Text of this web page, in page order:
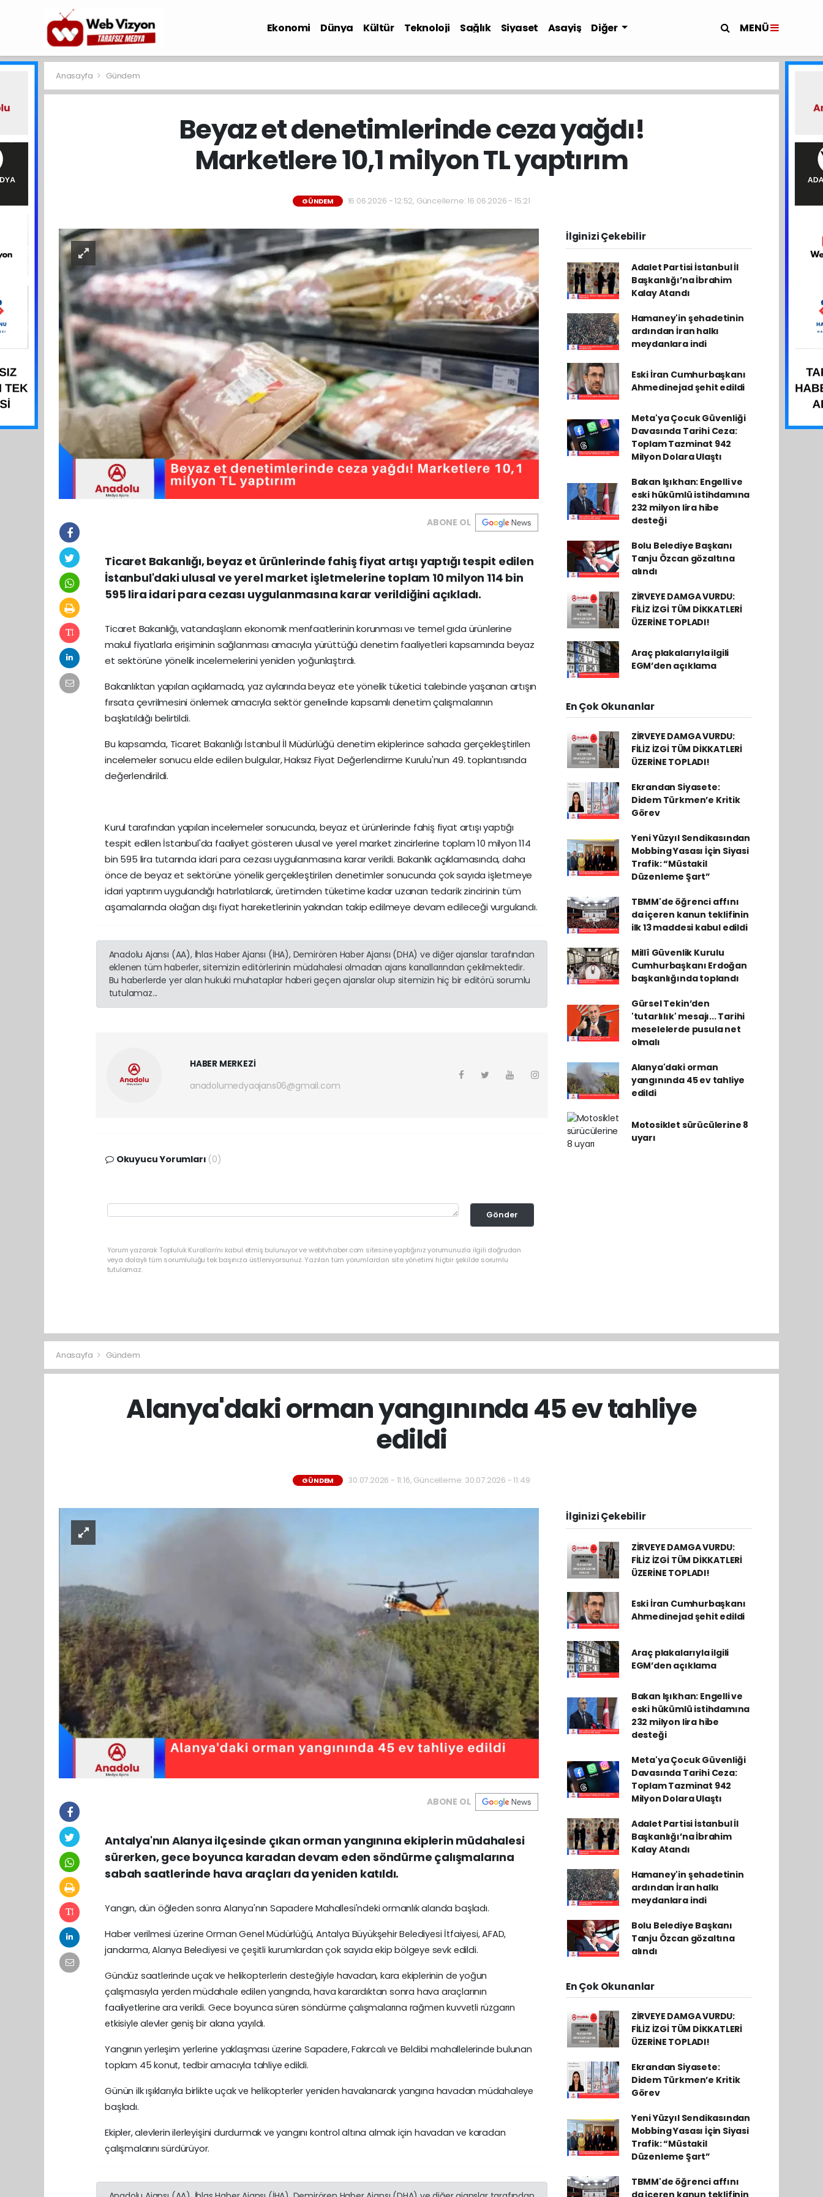
Ekonomi Dünya Kültür Teknoloji Sağlık Siyaset Asayiş Diğer MENÜ
Anasayfa Gündem
Beyaz et denetimlerinde ceza yağdı!
Marketlere 10,1 milyon TL yaptırım
GÜNDEM 16.06.2026 - 12:52, Güncelleme: 16.06.2026 - 15:21
ABONE OL
Ticaret Bakanlığı, beyaz et ürünlerinde fahiş fiyat artışı yaptığı tespit edilen
İstanbul'daki ulusal ve yerel market işletmelerine toplam 10 milyon 114 bin
595 lira idari para cezası uygulanmasına karar verildiğini açıkladı.
Ticaret Bakanlığı, vatandaşların ekonomik menfaatlerinin korunması ve temel gıda ürünlerine
makul fiyatlarla erişiminin sağlanması amacıyla yürüttüğü denetim faaliyetleri kapsamında beyaz
et sektörüne yönelik incelemelerini yeniden yoğunlaştırdı.
Bakanlıktan yapılan açıklamada, yaz aylarında beyaz ete yönelik tüketici talebinde yaşanan artışın
fırsata çevrilmesini önlemek amacıyla sektör genelinde kapsamlı denetim çalışmalarının
başlatıldığı belirtildi.
Bu kapsamda, Ticaret Bakanlığı İstanbul İl Müdürlüğü denetim ekiplerince sahada gerçekleştirilen
incelemeler sonucu elde edilen bulgular, Haksız Fiyat Değerlendirme Kurulu'nun 49. toplantısında
değerlendirildi.
Kurul tarafından yapılan incelemeler sonucunda, beyaz et ürünlerinde fahiş fiyat artışı yaptığı
tespit edilen İstanbul'da faaliyet gösteren ulusal ve yerel market zincirlerine toplam 10 milyon 114
bin 595 lira tutarında idari para cezası uygulanmasına karar verildi. Bakanlık açıklamasında, daha
önce de beyaz et sektörüne yönelik gerçekleştirilen denetimler sonucunda çok sayıda işletmeye
idari yaptırım uygulandığı hatırlatılarak, üretimden tüketime kadar uzanan tedarik zincirinin tüm
aşamalarında olağan dışı fiyat hareketlerinin yakından takip edilmeye devam edileceği vurgulandı.
Anadolu Ajansı (AA), İhlas Haber Ajansı (İHA), Demirören Haber Ajansı (DHA) ve diğer ajanslar tarafından
eklenen tüm haberler, sitemizin editörlerinin müdahalesi olmadan ajans kanallarından çekilmektedir.
Bu haberlerde yer alan hukuki muhataplar haberi geçen ajanslar olup sitemizin hiç bir editörü sorumlu
tutulamaz...
HABER MERKEZİ
anadolumedyaajans06@gmail.com
Okuyucu Yorumları (0)
Gönder
Yorum yazarak Topluluk Kuralları’nı kabul etmiş bulunuyor ve webtvhaber.com sitesine yaptığınız yorumunuzla ilgili doğrudan
veya dolaylı tüm sorumluluğu tek başınıza üstleniyorsunuz. Yazılan tüm yorumlardan site yönetimi hiçbir şekilde sorumlu
tutulamaz.
İlginizi Çekebilir
Adalet Partisi İstanbul İl
Başkanlığı’na İbrahim
Kalay Atandı
Hamaney'in şehadetinin
ardından İran halkı
meydanlara indi
Eski İran Cumhurbaşkanı
Ahmedinejad şehit edildi
Meta'ya Çocuk Güvenliği
Davasında Tarihi Ceza:
Toplam Tazminat 942
Milyon Dolara Ulaştı
Bakan Işıkhan: Engelli ve
eski hükümlü istihdamına
232 milyon lira hibe
desteği
Bolu Belediye Başkanı
Tanju Özcan gözaltına
alındı
ZİRVEYE DAMGA VURDU:
FİLİZ İZGİ TÜM DİKKATLERİ
ÜZERİNE TOPLADI!
Araç plakalarıyla ilgili
EGM’den açıklama
En Çok Okunanlar
ZİRVEYE DAMGA VURDU:
FİLİZ İZGİ TÜM DİKKATLERİ
ÜZERİNE TOPLADI!
Ekrandan Siyasete:
Didem Türkmen’e Kritik
Görev
Yeni Yüzyıl Sendikasından
Mobbing Yasası İçin Siyasi
Trafik: “Müstakil
Düzenleme Şart”
TBMM'de öğrenci affını
da içeren kanun teklifinin
ilk 13 maddesi kabul edildi
Millî Güvenlik Kurulu
Cumhurbaşkanı Erdoğan
başkanlığında toplandı
Gürsel Tekin’den
'tutarlılık' mesajı... Tarihi
meselelerde pusula net
olmalı
Alanya'daki orman
yangınında 45 ev tahliye
edildi
Motosiklet sürücülerine 8
uyarı
Anasayfa Gündem
Alanya'daki orman yangınında 45 ev tahliye
edildi
GÜNDEM 30.07.2026 - 11:16, Güncelleme: 30.07.2026 - 11:49
ABONE OL
Antalya'nın Alanya ilçesinde çıkan orman yangınına ekiplerin müdahalesi
sürerken, gece boyunca karadan devam eden söndürme çalışmalarına
sabah saatlerinde hava araçları da yeniden katıldı.
Yangın, dün öğleden sonra Alanya'nın Sapadere Mahallesi'ndeki ormanlık alanda başladı.
Haber verilmesi üzerine Orman Genel Müdürlüğü, Antalya Büyükşehir Belediyesi İtfaiyesi, AFAD,
jandarma, Alanya Belediyesi ve çeşitli kurumlardan çok sayıda ekip bölgeye sevk edildi.
Gündüz saatlerinde uçak ve helikopterlerin desteğiyle havadan, kara ekiplerinin de yoğun
çalışmasıyla yerden müdahale edilen yangında, hava karardıktan sonra hava araçlarının
faaliyetlerine ara verildi. Gece boyunca süren söndürme çalışmalarına rağmen kuvvetli rüzgarın
etkisiyle alevler geniş bir alana yayıldı.
Yangının yerleşim yerlerine yaklaşması üzerine Sapadere, Fakırcalı ve Beldibi mahallelerinde bulunan
toplam 45 konut, tedbir amacıyla tahliye edildi.
Günün ilk ışıklarıyla birlikte uçak ve helikopterler yeniden havalanarak yangına havadan müdahaleye
başladı.
Ekipler, alevlerin ilerleyişini durdurmak ve yangını kontrol altına almak için havadan ve karadan
çalışmalarını sürdürüyor.
İlginizi Çekebilir
ZİRVEYE DAMGA VURDU:
FİLİZ İZGİ TÜM DİKKATLERİ
ÜZERİNE TOPLADI!
Eski İran Cumhurbaşkanı
Ahmedinejad şehit edildi
Araç plakalarıyla ilgili
EGM’den açıklama
Bakan Işıkhan: Engelli ve
eski hükümlü istihdamına
232 milyon lira hibe
desteği
Meta'ya Çocuk Güvenliği
Davasında Tarihi Ceza:
Toplam Tazminat 942
Milyon Dolara Ulaştı
Adalet Partisi İstanbul İl
Başkanlığı’na İbrahim
Kalay Atandı
Hamaney'in şehadetinin
ardından İran halkı
meydanlara indi
Bolu Belediye Başkanı
Tanju Özcan gözaltına
alındı
En Çok Okunanlar
ZİRVEYE DAMGA VURDU:
FİLİZ İZGİ TÜM DİKKATLERİ
ÜZERİNE TOPLADI!
Ekrandan Siyasete:
Didem Türkmen’e Kritik
Görev
Yeni Yüzyıl Sendikasından
Mobbing Yasası İçin Siyasi
Trafik: “Müstakil
Düzenleme Şart”
TBMM'de öğrenci affını
da içeren kanun teklifinin